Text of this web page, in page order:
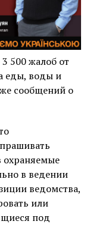
500 жалоб от
еды, воды и
сообщений о
охраняемые
в ведении
ведомства,
или
под